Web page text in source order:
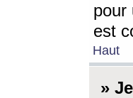
pour
est
Haut
»